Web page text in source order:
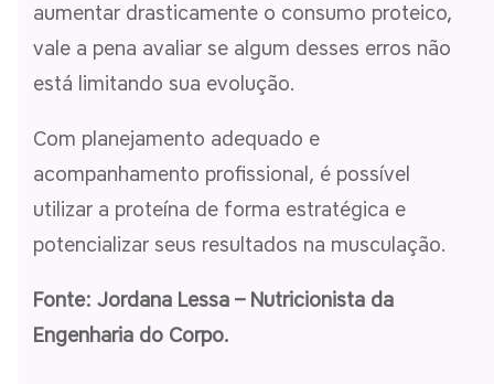
aumentar drasticamente o consumo proteico,
vale a pena avaliar se algum desses erros não
está limitando sua evolução.
Com planejamento adequado e
acompanhamento profissional, é possível
utilizar a proteína de forma estratégica e
potencializar seus resultados na musculação.
Fonte: Jordana Lessa – Nutricionista da
Engenharia do Corpo.